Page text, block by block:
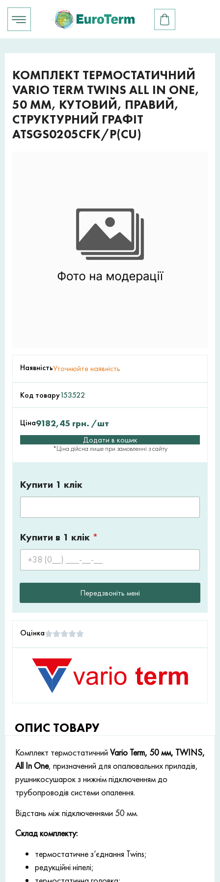
КОМПЛЕКТ ТЕРМОСТАТИЧНИЙ
VARIO TERM TWINS ALL IN ONE,
50 ММ, КУТОВИЙ, ПРАВИЙ,
СТРУКТУРНИЙ ГРАФІТ
ATSGS0205CFK/P(CU)
НаявністьУточнюйте наявність
Код товару153522
Ціна9182,45 грн. /шт
Додати в кошик
*Ціна дійсна лише при замовленні з сайту
Купити 1 клік
Купити в 1 клік *
Передзвоніть мені
Оцінка
ОПИС ТОВАРУ
Комплект термостатичний Vario Term, 50 мм, TWINS,
All In One, призначений для опалювальних приладів,
рушникосушарок з нижнім підключенням до
трубопроводів системи опалення.
Відстань між підключеннями 50 мм.
Склад комплекту:
термостатичне з’єднання Twins;
редукційні ніпелі;